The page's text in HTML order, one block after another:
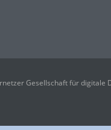
Gesellschaft für digitale